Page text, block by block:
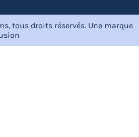
tous droits réservés. Une marque